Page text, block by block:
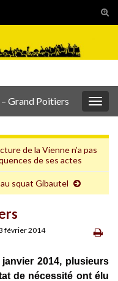
Grand Poitiers
de la Vienne n’a pas
de ses actes
squat Gibautel
février 2014
janvier 2014, plusieurs
de nécessité ont élu